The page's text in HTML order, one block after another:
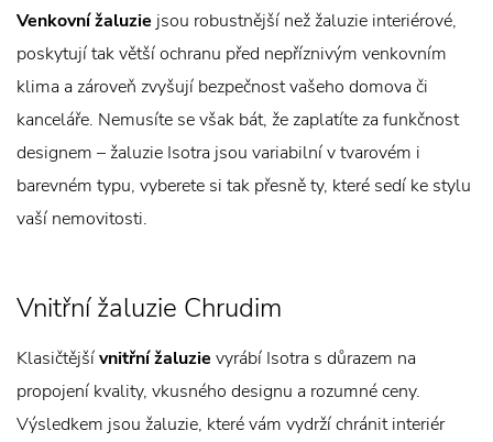
Venkovní žaluzie jsou robustnější než žaluzie interiérové,
poskytují tak větší ochranu před nepříznivým venkovním
klima a zároveň zvyšují bezpečnost vašeho domova či
kanceláře. Nemusíte se však bát, že zaplatíte za funkčnost
designem – žaluzie Isotra jsou variabilní v tvarovém i
barevném typu, vyberete si tak přesně ty, které sedí ke stylu
vaší nemovitosti.
Vnitřní žaluzie Chrudim
Klasičtějšívnitřní žaluzie vyrábí Isotra s důrazem na
propojení kvality, vkusného designu a rozumné ceny.
Výsledkem jsou žaluzie, které vám vydrží chránit interiér